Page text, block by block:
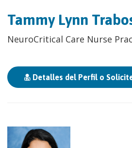
Tammy Lynn
NeuroCritical Care Nurse
Detalles del Perfil o